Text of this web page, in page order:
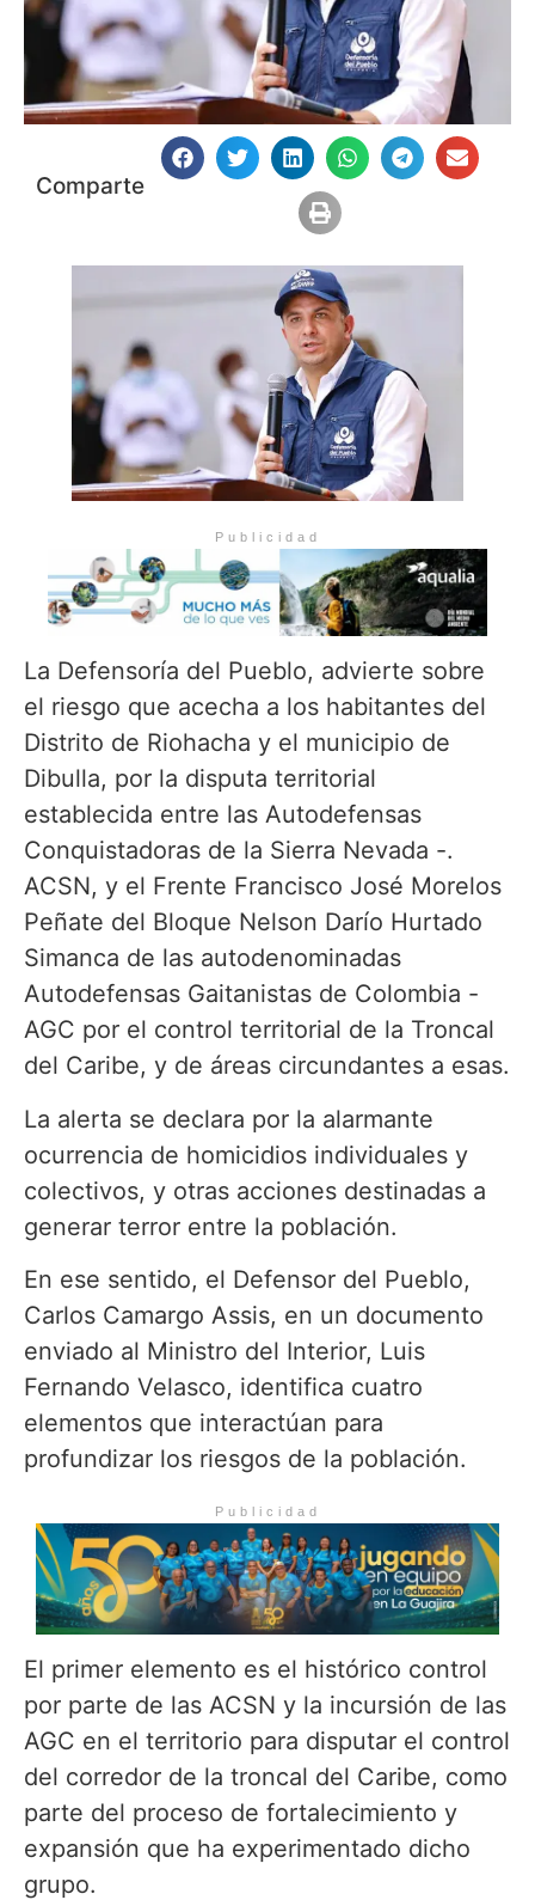
Comparte
Publicidad
La Defensoría del Pueblo, advierte sobre
el riesgo que acecha a los habitantes del
Distrito de Riohacha y el municipio de
Dibulla, por la disputa territorial
establecida entre las Autodefensas
Conquistadoras de la Sierra Nevada -.
ACSN, y el Frente Francisco José Morelos
Peñate del Bloque Nelson Darío Hurtado
Simanca de las autodenominadas
Autodefensas Gaitanistas de Colombia -
AGC por el control territorial de la Troncal
del Caribe, y de áreas circundantes a esas.
La alerta se declara por la alarmante
ocurrencia de homicidios individuales y
colectivos, y otras acciones destinadas a
generar terror entre la población.
En ese sentido, el Defensor del Pueblo,
Carlos Camargo Assis, en un documento
enviado al Ministro del Interior, Luis
Fernando Velasco, identifica cuatro
elementos que interactúan para
profundizar los riesgos de la población.
Publicidad
El primer elemento es el histórico control
por parte de las ACSN y la incursión de las
AGC en el territorio para disputar el control
del corredor de la troncal del Caribe, como
parte del proceso de fortalecimiento y
expansión que ha experimentado dicho
grupo.